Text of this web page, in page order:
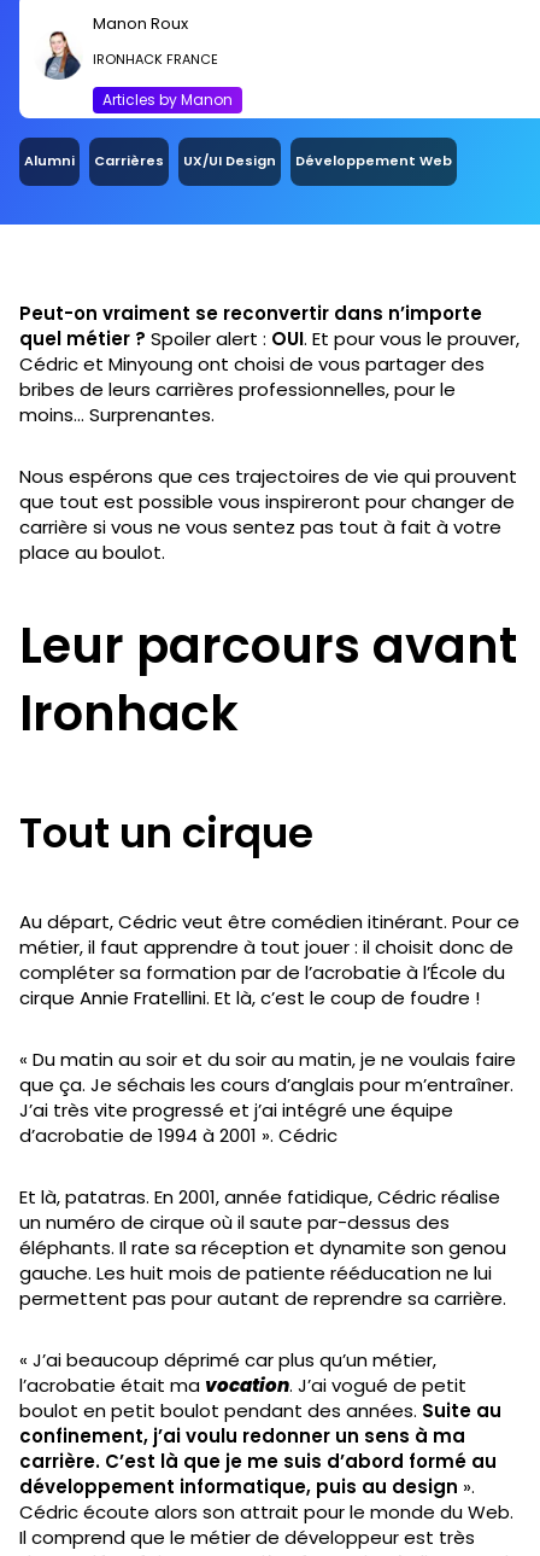
Manon Roux
IRONHACK FRANCE
Articles by Manon
Alumni Carrières UX/UI Design Développement Web
Peut-on vraiment se reconvertir dans n’importe
quel métier ? Spoiler alert : OUI. Et pour vous le prouver,
Cédric et Minyoung ont choisi de vous partager des
bribes de leurs carrières professionnelles, pour le
moins… Surprenantes.
Nous espérons que ces trajectoires de vie qui prouvent
que tout est possible vous inspireront pour changer de
carrière si vous ne vous sentez pas tout à fait à votre
place au boulot.
Leur parcours avant
Ironhack
Tout un cirque
Au départ, Cédric veut être comédien itinérant. Pour ce
métier, il faut apprendre à tout jouer : il choisit donc de
compléter sa formation par de l’acrobatie à l’École du
cirque Annie Fratellini. Et là, c’est le coup de foudre !
« Du matin au soir et du soir au matin, je ne voulais faire
que ça. Je séchais les cours d’anglais pour m’entraîner.
J’ai très vite progressé et j’ai intégré une équipe
d’acrobatie de 1994 à 2001 ». Cédric
Et là, patatras. En 2001, année fatidique, Cédric réalise
un numéro de cirque où il saute par-dessus des
éléphants. Il rate sa réception et dynamite son genou
gauche. Les huit mois de patiente rééducation ne lui
permettent pas pour autant de reprendre sa carrière.
« J’ai beaucoup déprimé car plus qu’un métier,
l’acrobatie était ma vocation. J’ai vogué de petit
boulot en petit boulot pendant des années. Suite au
confinement, j’ai voulu redonner un sens à ma
carrière. C’est là que je me suis d’abord formé au
développement informatique, puis au design ».
Cédric écoute alors son attrait pour le monde du Web.
Il comprend que le métier de développeur est très